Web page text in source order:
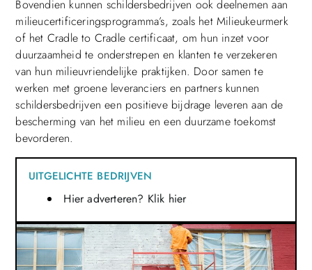
Bovendien kunnen schildersbedrijven ook deelnemen aan
milieucertificeringsprogramma’s, zoals het Milieukeurmerk
of het Cradle to Cradle certificaat, om hun inzet voor
duurzaamheid te onderstrepen en klanten te verzekeren
van hun milieuvriendelijke praktijken. Door samen te
werken met groene leveranciers en partners kunnen
schildersbedrijven een positieve bijdrage leveren aan de
bescherming van het milieu en een duurzame toekomst
bevorderen.
UITGELICHTE BEDRIJVEN
Hier adverteren? Klik hier